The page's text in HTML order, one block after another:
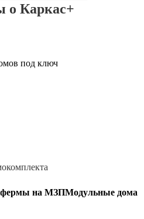
о Каркас+
под ключ
фермы на МЗПМодульные дома